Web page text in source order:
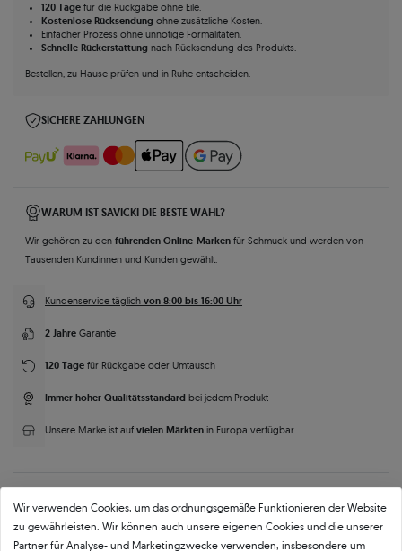
120 Tagefür die Rückgabe ohne Eile.
Kostenlose Rücksendungohne zusätzliche Kosten.
Einfacher Prozess ohne unnötige Formalitäten.
Schnelle Rückerstattungnach Rücksendung des Produkts.
Bestellen, zu Hause prüfen und in Ruhe entscheiden.
SICHERE ZAHLUNGEN
WARUM IST SAVICKI DIE BESTE WAHL?
Wir gehören zu den führenden Online-Marken für Schmuck und werden von
Tausenden Kundinnen und Kunden gewählt.
Kundenservice täglich von 8:00 bis 16:00 Uhr
2 Jahre Garantie
120 Tage für Rückgabe oder Umtausch
Immer hoher Qualitätsstandard bei jedem Produkt
Unsere Marke ist auf vielen Märkten in Europa verfügbar
Wir verwenden Cookies, um das ordnungsgemäße Funktionieren der Website
zu gewährleisten. Wir können auch unsere eigenen Cookies und die unserer
Partner für Analyse- und Marketingzwecke verwenden, insbesondere um